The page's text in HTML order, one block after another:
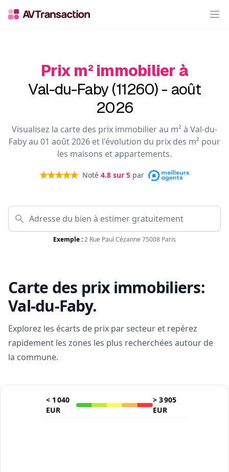
Prix m² immobilier à
Val-du-Faby (11260) - août
2026
Visualisez la carte des prix immobilier au m² à Val-du-
Faby au 01 août 2026 et l'évolution du prix des m² pour
les maisons et appartements.
Noté 4.8 sur 5 par
Exemple :2 Rue Paul Cézanne 75008 Paris
Carte des prix immobiliers:
Val-du-Faby.
Explorez les écarts de prix par secteur et repérez
rapidement les zones les plus recherchées autour de
la commune.
< 1 040
EUR
> 3 905
EUR